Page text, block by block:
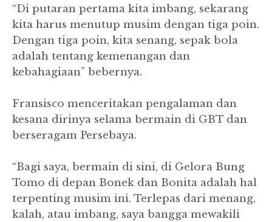
“Di putaran pertama kita imbang, sekarang
kita harus menutup musim dengan tiga poin.
Dengan tiga poin, kita senang, sepak bola
adalah tentang kemenangan dan
kebahagiaan” bebernya.
Fransisco menceritakan pengalaman dan
kesana dirinya selama bermain di GBT dan
berseragam Persebaya.
“Bagi saya, bermain di sini, di Gelora Bung
Tomo di depan Bonek dan Bonita adalah hal
terpenting musim ini. Terlepas dari menang,
kalah, atau imbang, saya bangga mewakili